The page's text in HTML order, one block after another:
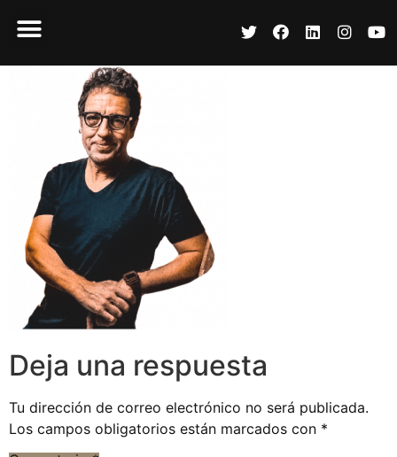
Deja una respuesta
Tu dirección de correo electrónico no será publicada.
Los campos obligatorios están marcados con *